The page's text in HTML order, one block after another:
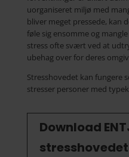
uorganiseret miljø med
bliver meget pressede, kan
føle sig ensomme og
stress ofte svært ved at
ubehag over for deres
Stresshovedet kan fungere
stresser personer med
Download
stresshovedet